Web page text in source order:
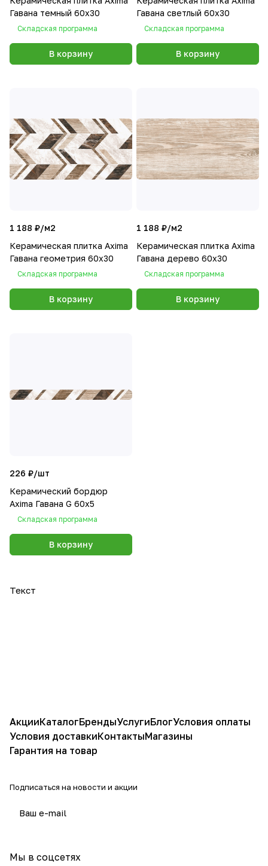
Гавана темный 60x30
Складская программа
В корзину
Гавана светлый 60x30
Складская программа
В корзину
1 188 ₽/м2
Керамическая плитка Axima
Гавана геометрия 60x30
Складская программа
В корзину
1 188 ₽/м2
Керамическая плитка Axima
Гавана дерево 60x30
Складская программа
В корзину
226 ₽/шт
Керамический бордюр
Axima Гавана G 60x5
Складская программа
В корзину
Текст
АкцииКаталогБрендыУслугиБлогУсловия оплаты
Условия доставкиКонтактыМагазины
Гарантия на товар
Подписаться на новости и акции
Мы в соцсетях